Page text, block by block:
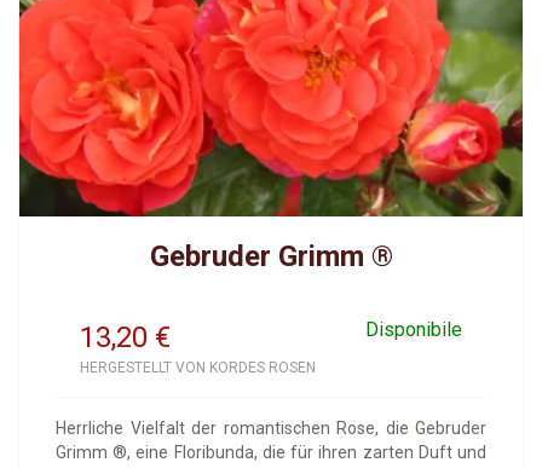
Gebruder Grimm ®
13,20 Disponibile
€
HERGESTELLT VON KORDES ROSEN
Herrliche Vielfalt der romantischen Rose, die Gebruder
Grimm ®, eine Floribunda, die für ihren zarten Duft und